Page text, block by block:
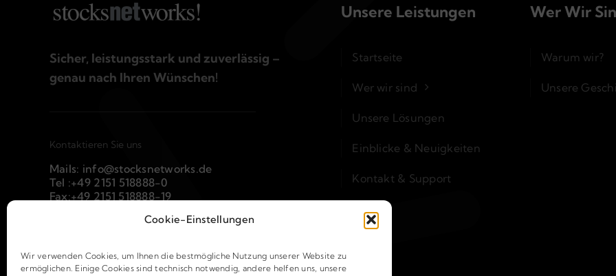
Cookie-Einstellungen
Wir verwenden Cookies, um Ihnen die bestmögliche Nutzung unserer Website zu
ermöglichen. Einige Cookies sind technisch notwendig, andere helfen uns, unsere
Sicher, leistungsstark und zuverlässig –
genau nach Ihren Wünschen!
Kontaktieren Sie uns
Mails: info@stocksnetworks.de
Tel :+49 2151 518888-0
Fax:+49 2151 518888-19
Unsere Leistungen
Startseite
Wer wir sind
Unsere Lösungen
Einblicke & Neuigkeiten
Kontakt & Support
Wer Wir
Warum wir?
Unsere